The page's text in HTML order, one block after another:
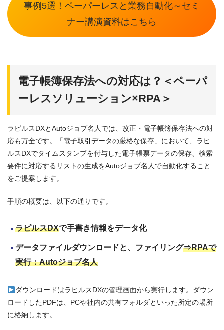
事例5選！ペーパーレスと業務自動化～セミ
ナー講演資料はこちら
電子帳簿保存法への対応は？＜ペーパ
ーレスソリューション×RPA＞
ラピルスDXとAutoジョブ名人では、改正・電子帳簿保存法への対
応も万全です。「電子取引データの厳格な保存」において、ラピ
ルスDXでタイムスタンプを付与した電子帳票データの保存、検索
要件に対応するリストの生成をAutoジョブ名人で自動化すること
をご提案します。
手順の概要は、以下の通りです。
ラピルスDXで手書き情報をデータ化
データファイルダウンロードと、ファイリング⇒RPAで
実行：Autoジョブ名人
ダウンロードはラピルスDXの管理画面から実行します。ダウン
ロードしたPDFは、PCや社内の共有フォルダといった所定の場所
に格納します。